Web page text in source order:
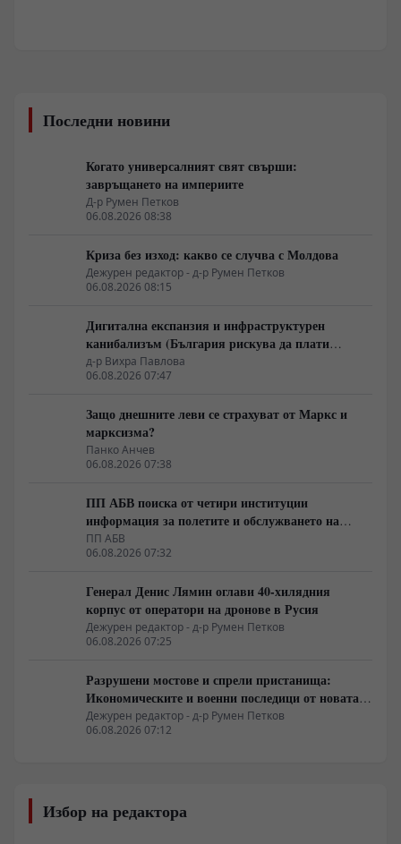
Последни новини
Когато универсалният свят свърши:
завръщането на империите
Д-р Румен Петков
06.08.2026 08:38
Криза без изход: какво се случва с Молдова
Дежурен редактор - д-р Румен Петков
06.08.2026 08:15
Дигитална експанзия и инфраструктурен
канибализъм (България рискува да плати
дигиталната трансформация на Европа с
екологична катастрофа!)
д-р Вихра Павлова
06.08.2026 07:47
Защо днешните леви се страхуват от Маркс и
марксизма?
Панко Анчев
06.08.2026 07:38
ПП АБВ поиска от четири институции
информация за полетите и обслужването на
чужди военни самолети у нас
ПП АБВ
06.08.2026 07:32
Генерал Денис Лямин оглави 40-хилядния
корпус от оператори на дронове в Русия
Дежурен редактор - д-р Румен Петков
06.08.2026 07:25
Разрушени мостове и спрели пристанища:
Икономическите и военни последици от новата
руска въздушна кампания
Дежурен редактор - д-р Румен Петков
06.08.2026 07:12
Избор на редактора